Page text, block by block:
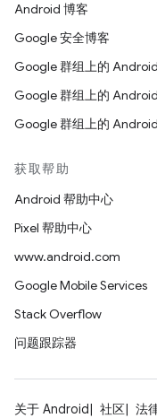
Android 博客
Google 安全博客
Google 群组上的
Google 群组上的
Google 群组上的
获取帮助
Android 帮助中心
Pixel 帮助中心
www.android.com
Google Mobile Services
Stack Overflow
问题跟踪器
关于 Android 社区 法